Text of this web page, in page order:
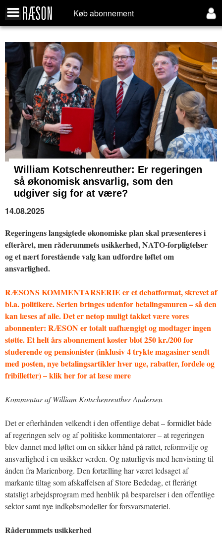
Køb abonnement
William Kotschenreuther: Er regeringen
så økonomisk ansvarlig, som den
udgiver sig for at være?
14.08.2025
Regeringens langsigtede økonomiske plan skal præsenteres i
efteråret, men råderummets usikkerhed, NATO-forpligtelser
og et nært forestående valg kan udfordre løftet om
ansvarlighed.
RÆSONS KOMMENTARSERIE er et debatformat, skrevet af
bl.a. politikere. Serien bringes udenfor betalingsmuren – så den
kan læses af alle. Det er netop muligt takket være vores
abonnenter: RÆSON er totalt uafhængigt og modtager ingen
støtte. Et helt års abonnement koster blot 250 kr./200 for
studerende og pensionister (inklusiv 4 trykte magasiner sendt
med posten, nye betalingsartikler hver uge, rabatter, fordele og
fribilletter) – klik her for at læse mere
Kommentar af William Kotschenreuther Andersen
Det er efterhånden velkendt i den offentlige debat – formidlet både
af regeringen selv og af politiske kommentatorer – at regeringen
blev dannet med løftet om en sikker hånd på rattet, reformvilje og
ansvarlighed i en usikker verden. Og naturligvis med henvisning til
ånden fra Marienborg. Den fortælling har været ledsaget af
markante tiltag som afskaffelsen af Store Bededag, et flerårigt
statsligt arbejdsprogram med henblik på besparelser i den offentlige
sektor samt nye indkøbsmodeller for forsvarsmateriel.
Råderummets usikkerhed